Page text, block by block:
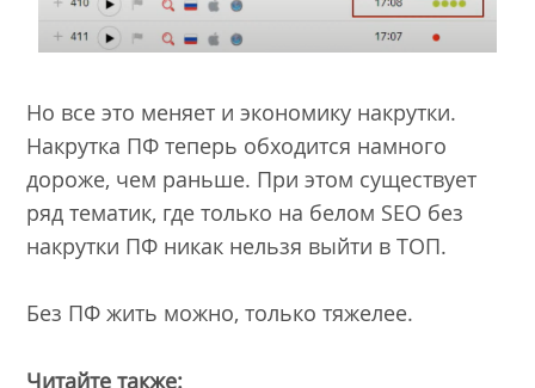
Но все это меняет и экономику накрутки.
Накрутка ПФ теперь обходится намного
дороже, чем раньше. При этом существует
ряд тематик, где только на белом SEO без
накрутки ПФ никак нельзя выйти в ТОП.
Без ПФ жить можно, только тяжелее.
Читайте также: